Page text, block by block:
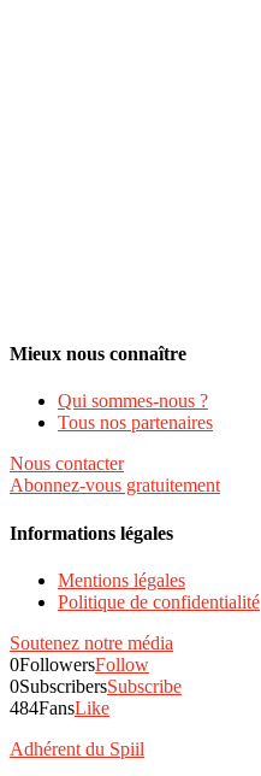
Mieux nous connaître
Qui sommes-nous ?
Tous nos partenaires
Nous contacter
Abonnez-vous gratuitement
Informations légales
Mentions légales
Politique de confidentialité
Soutenez notre média
0FollowersFollow
0SubscribersSubscribe
484FansLike
Adhérent du Spiil